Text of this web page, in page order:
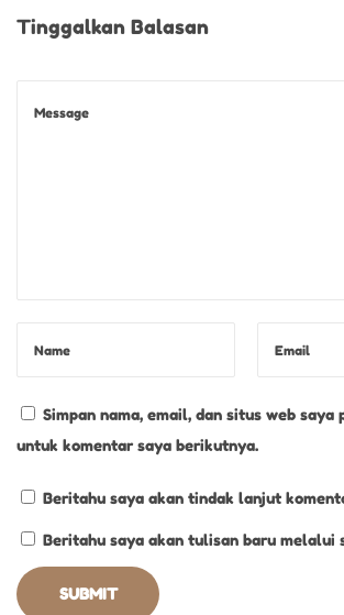
Tinggalkan Balasan
Simpan nama, email, dan situs web saya
untuk komentar saya berikutnya.
Beritahu saya akan tindak lanjut
Beritahu saya akan tulisan baru melalui